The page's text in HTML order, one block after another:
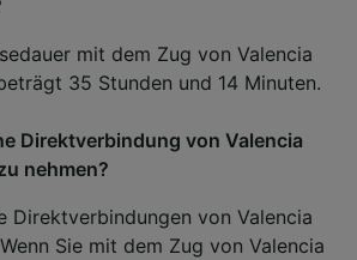
mit dem Zug von Valencia
35 Stunden und 14 Minuten.
Direktverbindung von Valencia
nehmen?
Direktverbindungen von Valencia
Sie mit dem Zug von Valencia